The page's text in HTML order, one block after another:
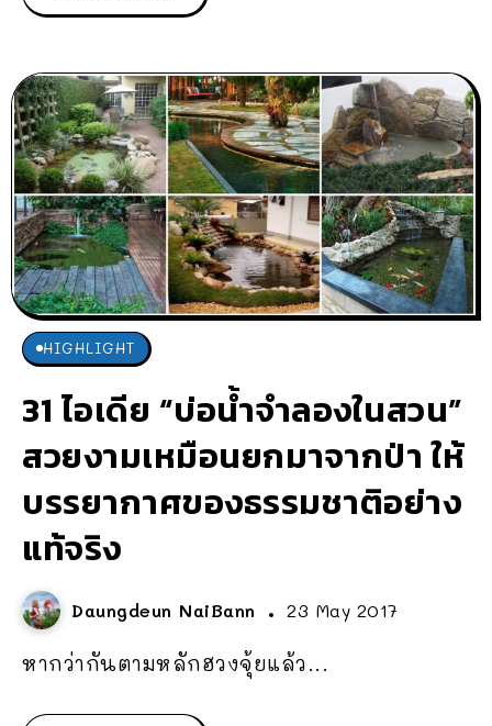
HIGHLIGHT
31 ไอเดีย “บ่อน้ำจำลองในสวน”
สวยงามเหมือนยกมาจากป่า ให้
บรรยากาศของธรรมชาติอย่าง
แท้จริง
Daungdeun NaiBann 23 May 2017
หากว่ากันตามหลักฮวงจุ้ยแล้ว...